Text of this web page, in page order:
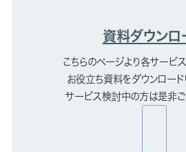
資料ダウンロ
こちらのページより各サービ
お役立ち資料をダウンロード
サービス検討中の方は是非ご